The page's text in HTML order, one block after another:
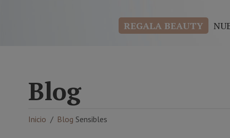
REGALA BEAUTY
Blog
Inicio Blog Sensibles